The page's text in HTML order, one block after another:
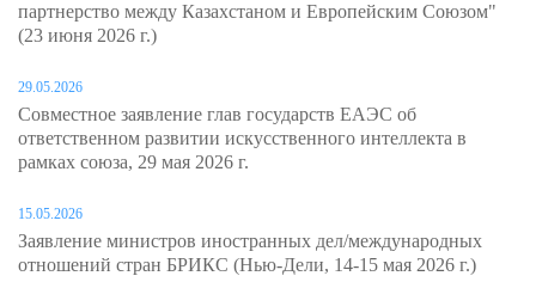
партнерство между Казахстаном и Европейским Союзом"
(23 июня 2026 г.)
29.05.2026
Совместное заявление глав государств ЕАЭС об
ответственном развитии искусственного интеллекта в
рамках союза, 29 мая 2026 г.
15.05.2026
Заявление министров иностранных дел/международных
отношений стран БРИКС (Нью-Дели, 14-15 мая 2026 г.)